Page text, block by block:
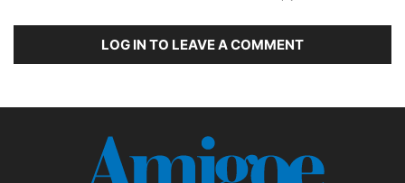
LOG IN TO LEAVE A COMMENT